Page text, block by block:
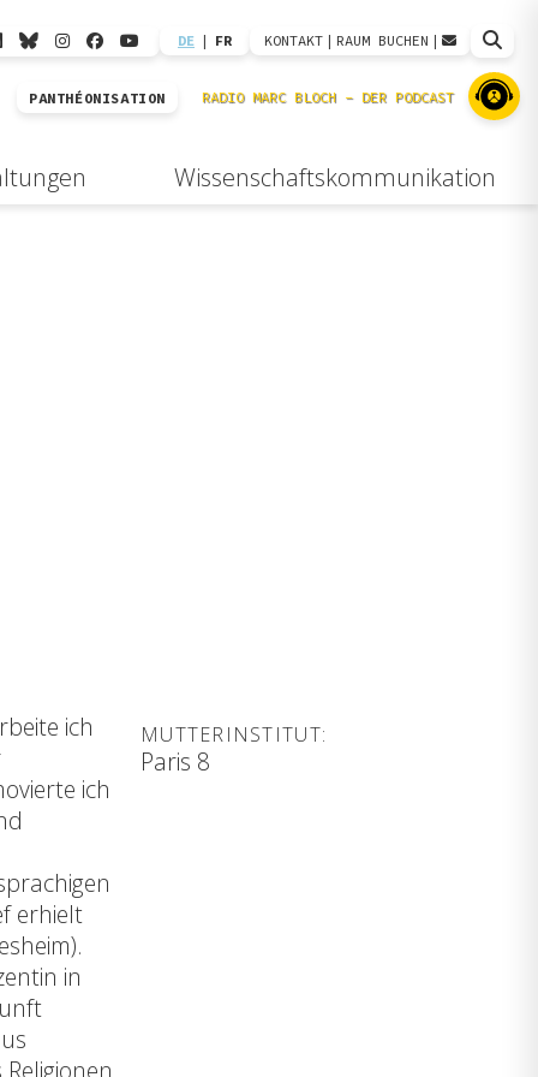
DE | FR KONTAKT | RAUM BUCHEN |
PANTHÉONISATION
Wissenschaftskommunikation
ich
ich
erhielt
in
MUTTERINSTITUT:
Paris 8